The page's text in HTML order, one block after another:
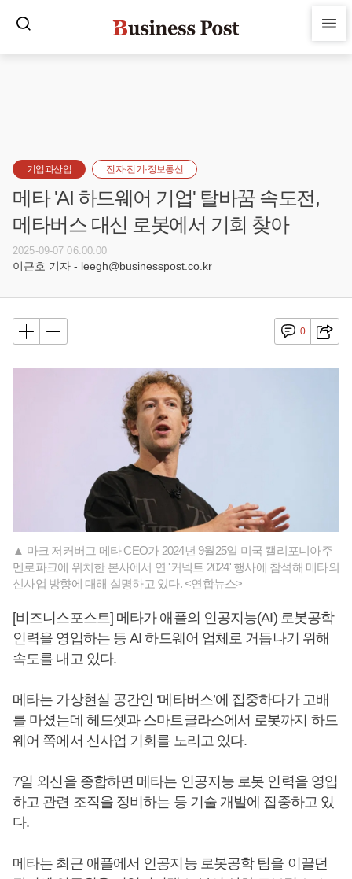
기업과산업 전자·전기·정보통신
메타 'AI 하드웨어 기업' 탈바꿈 속도전,
메타버스 대신 로봇에서 기회 찾아
2025-09-07 06:00:00
이근호 기자 - leegh@businesspost.co.kr
0
▲ 마크 저커버그 메타 CEO가 2024년 9월25일 미국 캘리포니아주
멘로파크에 위치한 본사에서 연 '커넥트 2024' 행사에 참석해 메타의
신사업 방향에 대해 설명하고 있다. <연합뉴스>
[비즈니스포스트] 메타가 애플의 인공지능(AI) 로봇공학
인력을 영입하는 등 AI 하드웨어 업체로 거듭나기 위해
속도를 내고 있다.
메타는 가상현실 공간인 ‘메타버스’에 집중하다가 고배
를 마셨는데 헤드셋과 스마트글라스에서 로봇까지 하드
웨어 쪽에서 신사업 기회를 노리고 있다.
7일 외신을 종합하면 메타는 인공지능 로봇 인력을 영입
하고 관련 조직을 정비하는 등 기술 개발에 집중하고 있
다.
메타는 최근 애플에서 인공지능 로봇공학 팀을 이끌던